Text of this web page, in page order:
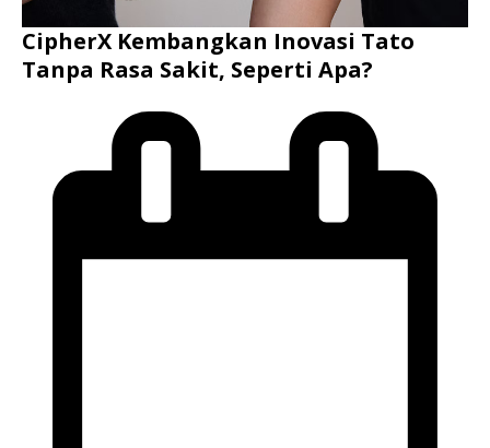
CipherX Kembangkan Inovasi Tato
Tanpa Rasa Sakit, Seperti Apa?